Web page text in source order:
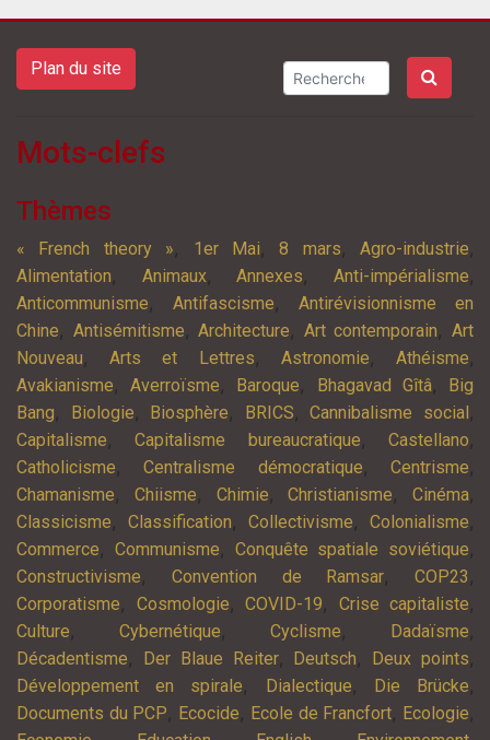
Plan du site
Mots-clefs
Thèmes
« French theory », 1er Mai,8 mars, Agro-industrie,
Alimentation, Animaux,Annexes,Anti-impérialisme,
Anticommunisme, Antifascisme, Antirévisionnisme en
Chine, Antisémitisme,Architecture, Art contemporain,Art
Nouveau,Arts et Lettres, Astronomie,Athéisme,
Avakianisme,Averroïsme, Baroque, Bhagavad Gîtâ,
Big
Bang, Biologie, Biosphère, BRICS,Cannibalisme social ,
Capitalisme,Capitalisme bureaucratique,Castellano,
Catholicisme,Centralisme démocratique,Centrisme,
Chamanisme, Chiisme, Chimie,Christianisme, Cinéma,
Classicisme, Classification, Collectivisme, Colonialisme,
Commerce, Communisme, Conquête spatiale soviétique,
Constructivisme, Convention de Ramsar, COP23 ,
Corporatisme, Cosmologie, COVID-19, Crise capitaliste,
Culture, Cybernétique, Cyclisme, Dadaïsme,
Décadentisme, Der Blaue Reiter, Deutsch, Deux points,
Développement en spirale, Dialectique, Die Brücke,
Documents du PCP, Ecocide, Ecole de Francfort, Ecologie,